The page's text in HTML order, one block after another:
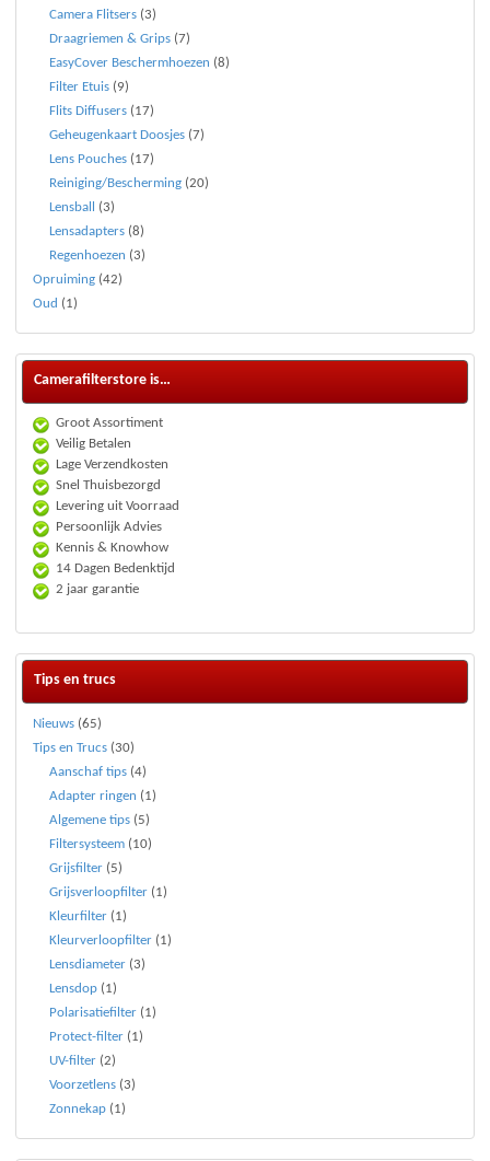
Camera Flitsers (3)
Draagriemen & Grips (7)
EasyCover Beschermhoezen (8)
Filter Etuis (9)
Flits Diffusers (17)
Geheugenkaart Doosjes (7)
Lens Pouches (17)
Reiniging/Bescherming (20)
Lensball
(3)
Lensadapters (8)
Regenhoezen (3)
Opruiming (42)
Oud (1)
Camerafilterstore is…
Groot Assortiment
Veilig Betalen
Lage Verzendkosten
Snel Thuisbezorgd
Levering uit Voorraad
Persoonlijk Advies
Kennis & Knowhow
14 Dagen Bedenktijd
2 jaar garantie
Tips en trucs
Nieuws (65)
Tips en Trucs (30)
Aanschaf tips (4)
Adapter ringen (1)
Algemene tips (5)
Filtersysteem (10)
Grijsfilter (5)
Grijsverloopfilter (1)
Kleurfilter (1)
Kleurverloopfilter (1)
Lensdiameter (3)
Lensdop (1)
Polarisatiefilter (1)
Protect-filter (1)
UV-filter (2)
Voorzetlens (3)
Zonnekap (1)